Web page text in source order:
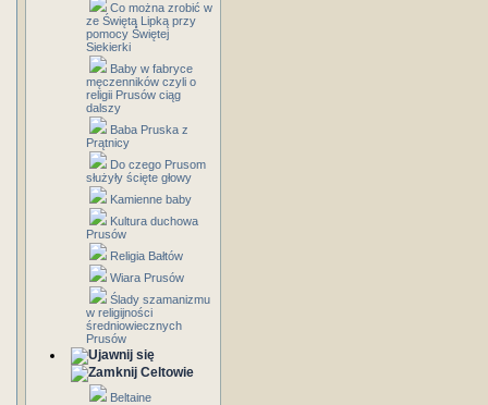
Co można zrobić w
ze Świętą Lipką przy
pomocy Świętej
Siekierki
Baby w fabryce
męczenników czyli o
religii Prusów ciąg
dalszy
Baba Pruska z
Prątnicy
Do czego Prusom
służyły ścięte głowy
Kamienne baby
Kultura duchowa
Prusów
Religia Bałtów
Wiara Prusów
Ślady szamanizmu
w religijności
średniowiecznych
Prusów
Celtowie
Beltaine